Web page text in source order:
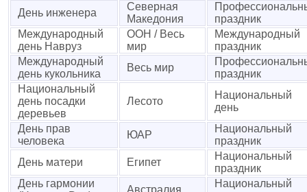
День инженера
Северная
Македония
праздник
Международный
день Навруз
ООН / Весь
мир
Международный
праздник
Международный
день кукольника
Весь мир
праздник
Национальный
день посадки
деревьев
Лесото
Национальный
день
День прав
человека
ЮАР
Национальный
праздник
День матери
Египет
Национальный
праздник
День гармонии
Австралия
Национальный